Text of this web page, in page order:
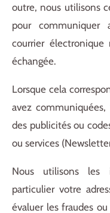
outre, nous utilisons
pour
courrier électronique
échangée.
Lorsque cela
avez
des publicités ou
ou services
Nous utilisons les
particulier votre
évaluer les fraudes